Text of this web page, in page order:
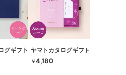
グギフト ヤマトカタログギフト
￥4,180